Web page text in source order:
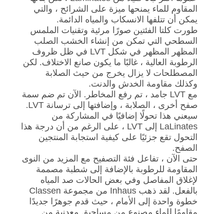
المقاوم للماء يمنحها ميزة على الشرائح ، والتي
يمكن أن تتلفها الانسكاب والمياه الدائمة.
طورت كلتا الفئتين صورًا مرئية وتقنيات الملمس
السطحي التي تمكن من إنشاء الخشب الصلب
المظهر المظهر في شكل LVT في ظل ظروف
الرطوبة العالية ، غالبًا ما يكون صانع الاختلاف. لكن
المصطلحات لا يزال يخرج من حيث الصلابة
وكذلك مقاومة الخدش والدنت.
مع LVT جامد ، تم رفع المخاطر. الآن تم ضم سمة
صفح أخرى ، الصلابة ، وإضافتها إلى ترسانة LVT.
سيعني هذا تحولًا إضافيًا في المشاركة من
LaLinates إلى LVT ، على الرغم من أن درجة هذا
التحول تقع جزئيًا على كيفية استجابة المنتجين
الصفح.
حتى الآن ، تفاعل فئة التصفيح مع المزيد من النوى
المقاومة للرطوبة بالإضافة إلى شطبة مصممة
لإغلاق المفاصل وفي بعض الحالات صد المياه
بالفعل. لقد ذهب Inhaus من مجموعة Classen
خطوة واحدة إلى الأمام ، حيث قدم جوهرًا جديدًا
مقاومًا للماء مصنوع من مساحيق معدنية من